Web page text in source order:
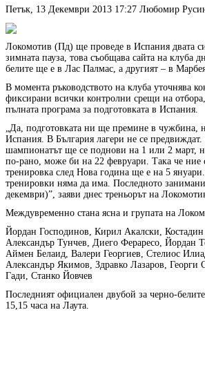
Петък, 13 Декември 2013 17:27 Любомир
Локомотив (Пд) ще проведе в Испания двата
зимната пауза, това съобщава сайта на клуба
белите ще е в Лас Палмас, а другият – в
В момента ръководството на клуба уточнява
фиксирани всички контролни срещи на
пълната програма за подготовката в Испания.
„Да, подготовката ни ще премине в чужбина,
Испания. В България лагери не се
шампионатът ще се поднови на 1 или 2 март,
по-рано, може би на 22 февруари. Така че ние
тренировка след Нова година ще е на 5
тренировки няма да има. Последното
декември)”, заяви днес треньорът на
Междувременно стана ясна и групата на
Йордан Господинов, Кирил Акалски, Костадин
Александър Тунчев, Диего Фераресо, Йордан
Аймен Белаид, Валери Георгиев, Стелиос
Александър Якимов, Здравко Лазаров,
Гади, Станко Йовчев
Последният официален двубой за черно-
15,15 часа на Лаута.